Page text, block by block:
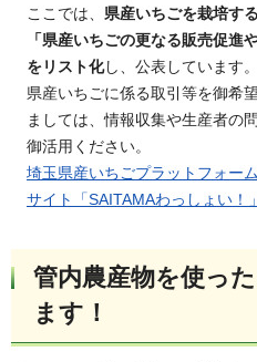
ここでは、 県産いちごを栽培す
「県産いちごの更なる販売促進
をリスト化し、公表しています。
県産いちごに係る取引等を御希
ましては、情報収集や生産者の
御活用ください。
埼玉県産いちごプラットフォー
サイト「SAITAMAわっしょい！
管内農産物を使っ
ます！